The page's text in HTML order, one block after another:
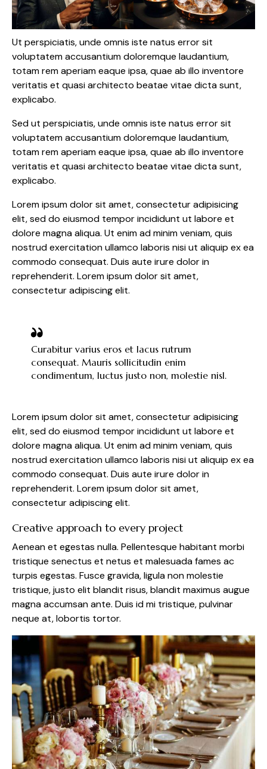
Ut perspiciatis, unde omnis iste natus error sit
voluptatem accusantium doloremque laudantium,
totam rem aperiam eaque ipsa, quae ab illo inventore
veritatis et quasi architecto beatae vitae dicta sunt,
explicabo.
Sed ut perspiciatis, unde omnis iste natus error sit
voluptatem accusantium doloremque laudantium,
totam rem aperiam eaque ipsa, quae ab illo inventore
veritatis et quasi architecto beatae vitae dicta sunt,
explicabo.
Lorem ipsum dolor sit amet, consectetur adipisicing
elit, sed do eiusmod tempor incididunt ut labore et
dolore magna aliqua. Ut enim ad minim veniam, quis
nostrud exercitation ullamco laboris nisi ut aliquip ex ea
commodo consequat. Duis aute irure dolor in
reprehenderit. Lorem ipsum dolor sit amet,
consectetur adipiscing elit.
Curabitur varius eros et lacus rutrum
consequat. Mauris sollicitudin enim
condimentum, luctus justo non, molestie nisl.
Lorem ipsum dolor sit amet, consectetur adipisicing
elit, sed do eiusmod tempor incididunt ut labore et
dolore magna aliqua. Ut enim ad minim veniam, quis
nostrud exercitation ullamco laboris nisi ut aliquip ex ea
commodo consequat. Duis aute irure dolor in
reprehenderit. Lorem ipsum dolor sit amet,
consectetur adipiscing elit.
Creative approach to every project
Aenean et egestas nulla. Pellentesque habitant morbi
tristique senectus et netus et malesuada fames ac
turpis egestas. Fusce gravida, ligula non molestie
tristique, justo elit blandit risus, blandit maximus augue
magna accumsan ante. Duis id mi tristique, pulvinar
neque at, lobortis tortor.